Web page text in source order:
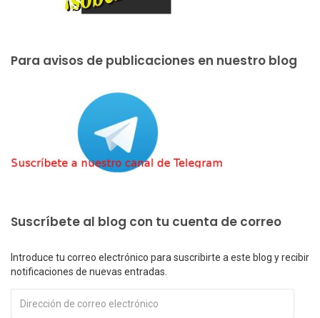
Para avisos de publicaciones en nuestro blog
Suscríbete al blog con tu cuenta de correo
Introduce tu correo electrónico para suscribirte a este blog y recibir
notificaciones de nuevas entradas.
de